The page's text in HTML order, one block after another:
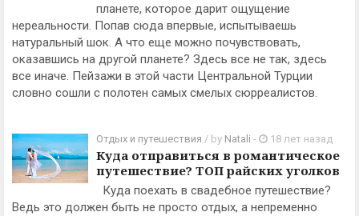
планете, которое дарит ощущение
нереальности. Попав сюда впервые, испытываешь
натуральный шок. А что еще можно почувствовать,
оказавшись на другой планете? Здесь все не так, здесь
все иначе. Пейзажи в этой части Центральной Турции
словно сошли с полотен самых смелых сюрреалистов.
Отдых и путешествия / by Natali - 18 лет назад
Куда отправиться в романтическое
путешествие? ТОП райских уголков
Куда поехать в свадебное путешествие?
Ведь это должен быть не просто отдых, а непременно